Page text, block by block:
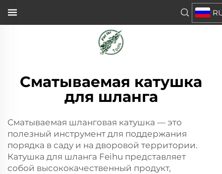
Сматываемая катушка
для шланга
Сматываемая шланговая катушка — это
полезный инструмент для поддержания
порядка в саду и на дворовой территории.
Катушка для шланга Feihu представляет
собой высококачественный продукт,